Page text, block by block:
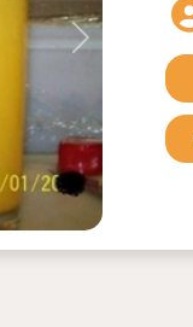
Next